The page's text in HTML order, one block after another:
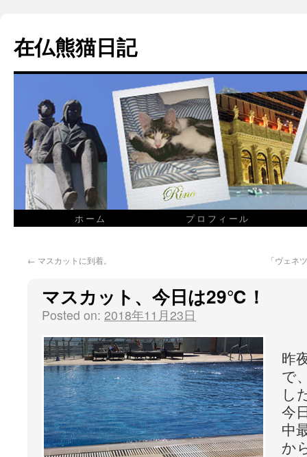
在仏熊猫日記
ホーム プロフィール
← マスカットに到着。 「ヴェネ
マスカット、今日は29℃！
Posted on: 2018年11月23日
昨
で
し
今
中
か